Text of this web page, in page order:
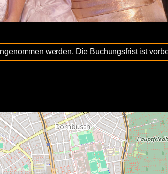
werden. Die Buchungsfrist ist